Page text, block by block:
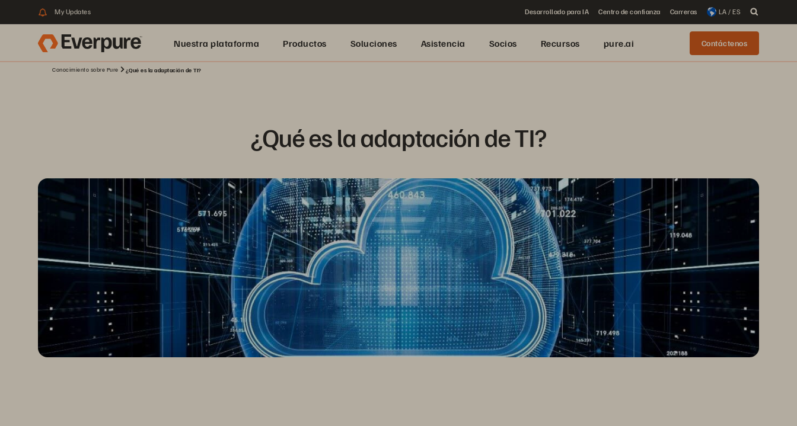
My Updates Desarrollado para IA Centro de confianza Carreras LA / ES
Nuestra plataforma Productos Soluciones Asistencia Socios Recursos pure.ai Contáctenos
Conocimiento sobre Pure ¿Qué es la adaptación de TI?
¿Qué es la adaptación de TI?